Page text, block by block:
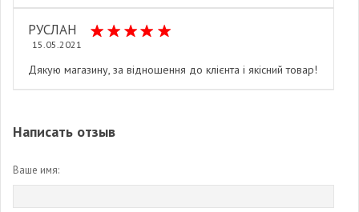
РУСЛАН
15.05.2021
Дякую магазину, за відношення до клієнта і якісний товар!
Написать отзыв
Ваше имя: